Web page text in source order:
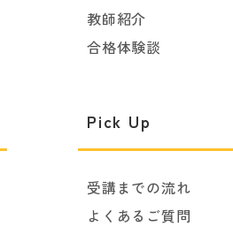
教師紹介
合格体験談
Pick Up
受講までの流れ
よくあるご質問